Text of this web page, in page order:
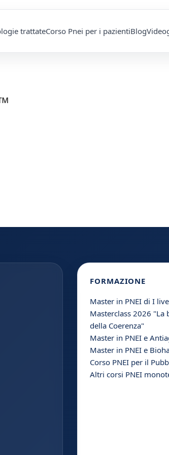
trattateCorso Pnei per i pazientiBlog
FORMAZIONE
Master in PNEI di I
Masterclass 2026 "La
della Coerenza"
Master in PNEI e
Master in PNEI e
Corso PNEI per il
Altri corsi PNEI